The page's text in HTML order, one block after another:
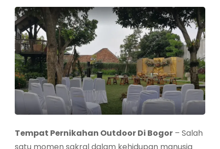
Tempat Pernikahan Outdoor Di Bogor – Salah
satu momen sakral dalam kehidupan manusia